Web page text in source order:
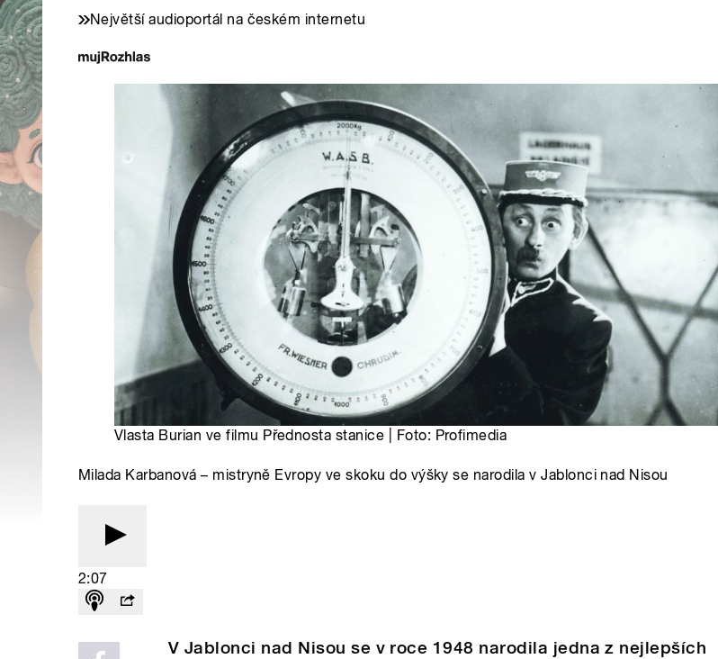
Největší audioportál na českém internetu
Vlasta Burian ve filmu Přednosta stanice | Foto: Profimedia
Milada Karbanová – mistryně Evropy ve skoku do výšky se narodila v Jablonci nad Nisou
2:07
V Jablonci nad Nisou se v roce 1948 narodila jedna z nejlepších